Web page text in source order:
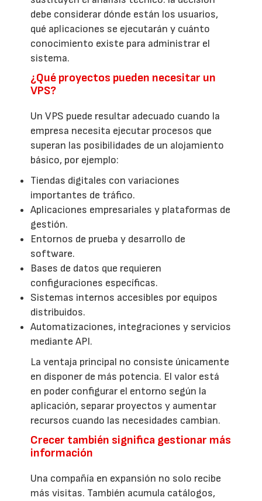
debe considerar dónde están los usuarios,
qué aplicaciones se ejecutarán y cuánto
conocimiento existe para administrar el
sistema.
¿Qué proyectos pueden necesitar un
VPS?
Un VPS puede resultar adecuado cuando la
empresa necesita ejecutar procesos que
superan las posibilidades de un alojamiento
básico, por ejemplo:
Tiendas digitales con variaciones
importantes de tráfico.
Aplicaciones empresariales y plataformas de
gestión.
Entornos de prueba y desarrollo de
software.
Bases de datos que requieren
configuraciones específicas.
Sistemas internos accesibles por equipos
distribuidos.
Automatizaciones, integraciones y servicios
mediante API.
La ventaja principal no consiste únicamente
en disponer de más potencia. El valor está
en poder configurar el entorno según la
aplicación, separar proyectos y aumentar
recursos cuando las necesidades cambian.
Crecer también significa gestionar más
información
Una compañía en expansión no solo recibe
más visitas. También acumula catálogos,